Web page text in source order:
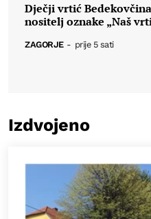
Dječji vrtić
nositelj oznake „Naš
ZAGORJE - prije 5 sati
Izdvojeno